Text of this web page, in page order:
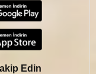
Edin